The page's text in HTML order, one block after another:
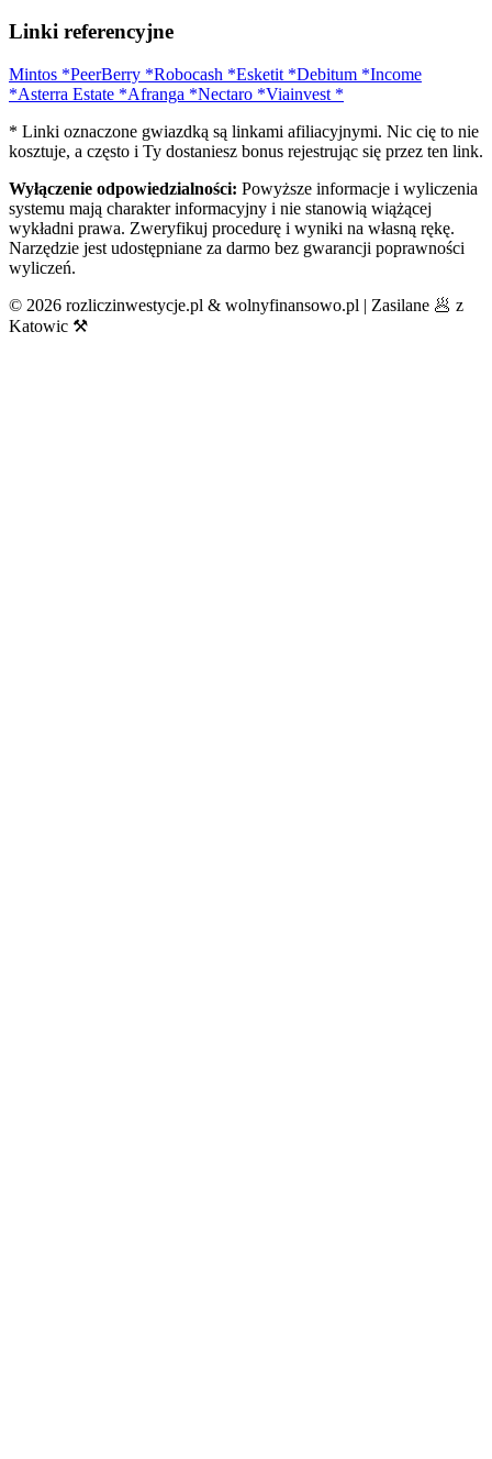
Linki referencyjne
Mintos *PeerBerry *Robocash *Esketit *Debitum *Income
*Asterra Estate *Afranga *Nectaro *Viainvest *
* Linki oznaczone gwiazdką są linkami afiliacyjnymi. Nic cię to nie
kosztuje, a często i Ty dostaniesz bonus rejestrując się przez ten link.
Wyłączenie odpowiedzialności: Powyższe informacje i wyliczenia
systemu mają charakter informacyjny i nie stanowią wiążącej
wykładni prawa. Zweryfikuj procedurę i wyniki na własną rękę.
Narzędzie jest udostępniane za darmo bez gwarancji poprawności
wyliczeń.
© 2026 rozliczinwestycje.pl & wolnyfinansowo.pl | Zasilane 🥟 z
Katowic ⚒️